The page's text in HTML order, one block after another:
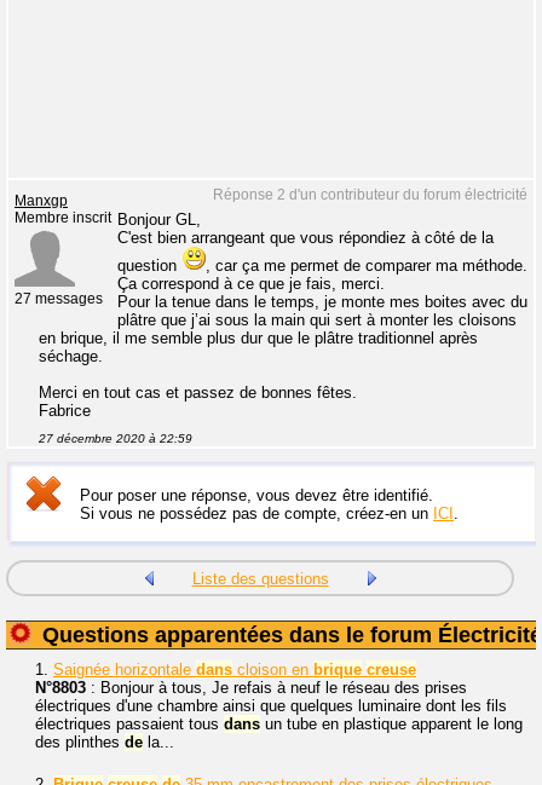
Réponse 2 d'un contributeur du forum électricité
Manxgp
Membre inscrit
27 messages
Bonjour GL,
C'est bien arrangeant que vous répondiez à côté de la
question
, car ça me permet de comparer ma méthode.
Ça correspond à ce que je fais, merci.
Pour la tenue dans le temps, je monte mes boites avec du
plâtre que j’ai sous la main qui sert à monter les cloisons
en brique, il me semble plus dur que le plâtre traditionnel après
séchage.
Merci en tout cas et passez de bonnes fêtes.
Fabrice
27 décembre 2020 à 22:59
Pour poser une réponse, vous devez être identifié.
Si vous ne possédez pas de compte, créez-en un ICI .
Liste des questions
Questions apparentées dans le forum Électricité
1. Saignée horizontale dans cloison en brique creuse
N°8803 : Bonjour à tous, Je refais à neuf le réseau des prises
électriques d'une chambre ainsi que quelques luminaire dont les fils
électriques passaient tous dans un tube en plastique apparent le long
des plinthes de la...